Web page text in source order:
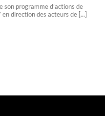
son programme d’actions de
direction des acteurs de [...]